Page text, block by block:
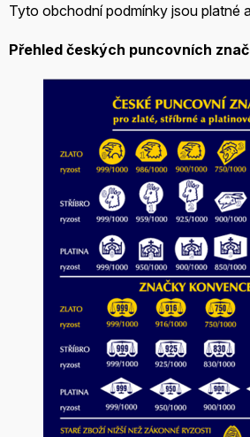
Tyto obchodní podmínky jsou platné
Přehled českých puncovních